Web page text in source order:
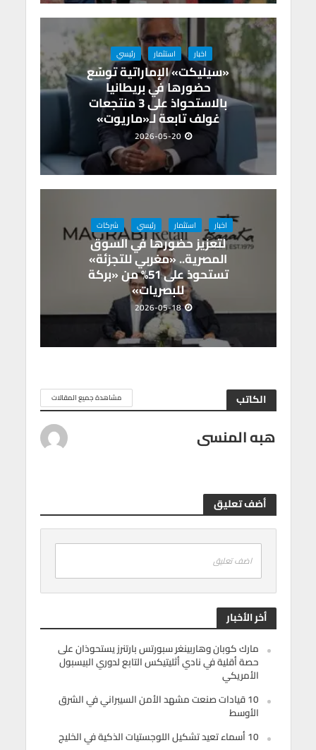
اخبار استثمار رئيسي
«سيليكت» الإماراتية توسّع
حضورها في بريطانيا
بالاستحواذ على 3 منتجعات
غولف تابعة لـ«ماريوت»
2026-05-20
اخبار استثمار رئيسي شركات
لتعزيز حضورها في السوق
المصرية.. «مغربي للتجزئة»
تستحوذ على 51% من «بركة
للبصريات»
2026-05-18
الكاتب مشاهدة جميع المقالات
هبه المنسى
أضف تعليق
اضف تعليق
أخر الأخبار
مارك كوبان وهاربينغر سبورتس بارتنرز يستحوذان على
حصة أقلية في نادي أثليتيكس التابع لدوري البيسبول
الأمريكي
10 قيادات صنعت مشهد الأمن السيبراني في الشرق
الأوسط
10 أسماء تعيد تشكيل اللوجستيات الذكية في الخليج